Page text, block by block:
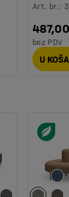
Art. br.:
bez PDV
U